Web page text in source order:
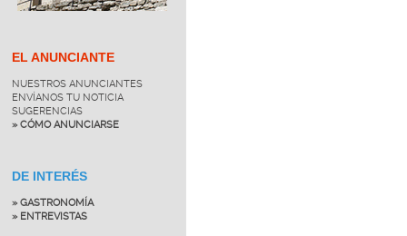
EL ANUNCIANTE
NUESTROS ANUNCIANTES
ENVÍANOS TU NOTICIA
SUGERENCIAS
» CÓMO ANUNCIARSE
DE INTERÉS
» GASTRONOMÍA
» ENTREVISTAS